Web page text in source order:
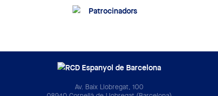
Av. Baix Llobregat, 100